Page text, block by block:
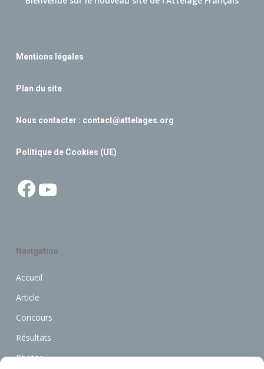
Mentions légales
Plan du site
Nous contacter : contact@attelages.org
Politique de Cookies (UE)
Facebook
Navigation
Accueil
Article
Concours
Résultats
Photos